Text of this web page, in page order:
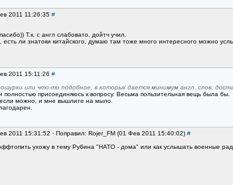
2011 11:26:35 #
Т.к. с англ слабовато, дойтч учил.
есть ли знатоки китайского, думаю там тоже много интересного можно
2011 15:11:26 #
или что-то подобное, в которых дается минимум англ. слов,
полностью присоединяюсь к вопросу. Весьма пользительная вещь была бы.
можно, и мне вышлите на мыло.
2011 15:31:52 · Поправил: Rojer_FM (01 Фев 2011 15:40:02) #
ухожу в тему Рубина "НАТО - дома" или как услышать военные